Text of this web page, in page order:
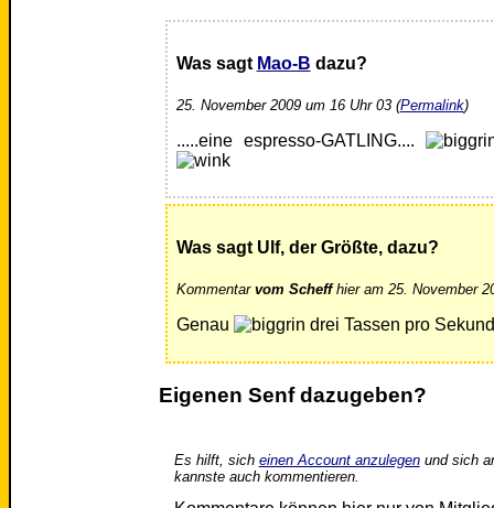
Was sagt Mao-B dazu?
25. November 2009 um 16 Uhr 03 (Permalink)
.....eine espresso-GATLING....
Was sagt Ulf, der Größte, dazu?
Kommentar vom Scheffhier am 25. November
Genau drei Tassen pro
Eigenen Senf dazugeben?
Es hilft, sich einen Account anzulegenund sich
kannste auch kommentieren.